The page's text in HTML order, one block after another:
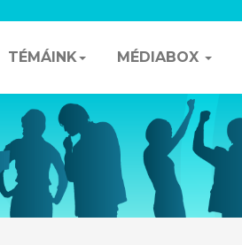
TÉMÁINK MÉDIABOX